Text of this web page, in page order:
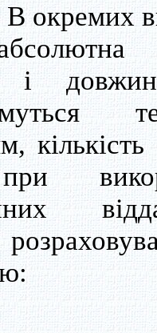
окремих
і